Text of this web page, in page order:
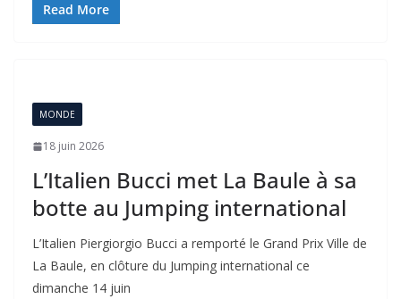
Read More
MONDE
18 juin 2026
L’Italien Bucci met La Baule à sa
botte au Jumping international
L’Italien Piergiorgio Bucci a remporté le Grand Prix Ville de
La Baule, en clôture du Jumping international ce
dimanche 14 juin